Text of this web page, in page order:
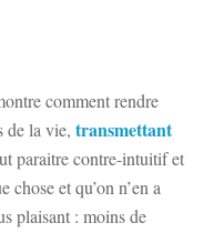
comment rendre
de la vie, transmettant
paraitre contre-intuitif et
et qu’on n’en a
plaisant : moins de